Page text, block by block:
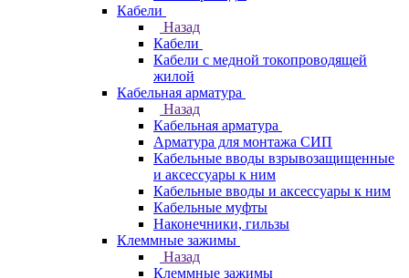
Кабели
Назад
Кабели
Кабели с медной токопроводящей
жилой
Кабельная арматура
Назад
Кабельная арматура
Арматура для монтажа СИП
Кабельные вводы взрывозащищенные
и аксессуары к ним
Кабельные вводы и аксессуары к ним
Кабельные муфты
Наконечники, гильзы
Клеммные зажимы
Назад
Клеммные зажимы